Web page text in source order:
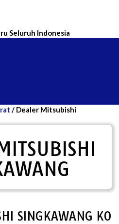
Seluruh Indonesia
/ Dealer Mitsubishi